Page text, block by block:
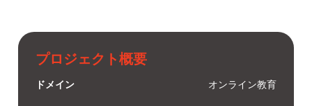
プロジェクト概要
ドメイン オンライン教育